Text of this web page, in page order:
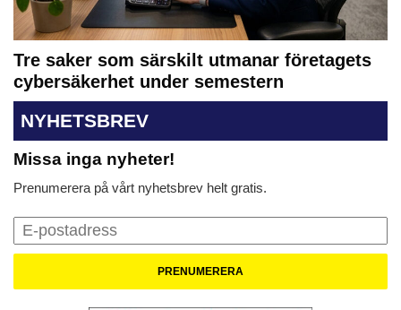
Tre saker som särskilt utmanar företagets
cybersäkerhet under semestern
NYHETSBREV
Missa inga nyheter!
Prenumerera på vårt nyhetsbrev helt gratis.